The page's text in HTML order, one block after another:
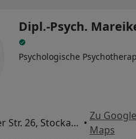
Dipl.-Psych.
Psychologische
Hindelwanger Str. 26, Stockach •
Zu Google
Maps